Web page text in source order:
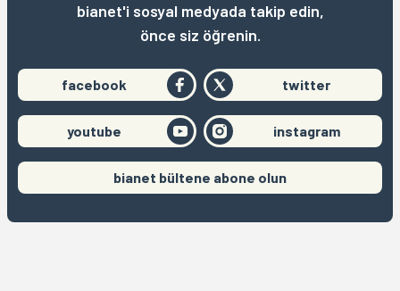
bianet'i sosyal medyada takip edin,
önce siz öğrenin.
facebook twitter
youtube instagram
bianet bültene abone olun